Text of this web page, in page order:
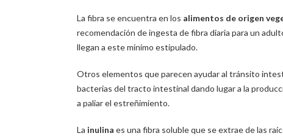
La fibra se encuentra en los alimentos de origen
recomendación de ingesta de fibra diaria para un
llegan a este mínimo estipulado.
Otros elementos que parecen ayudar al tránsito
bacterias del tracto intestinal dando lugar a la
a paliar el estreñimiento.
La inulina es una fibra soluble que se extrae de las